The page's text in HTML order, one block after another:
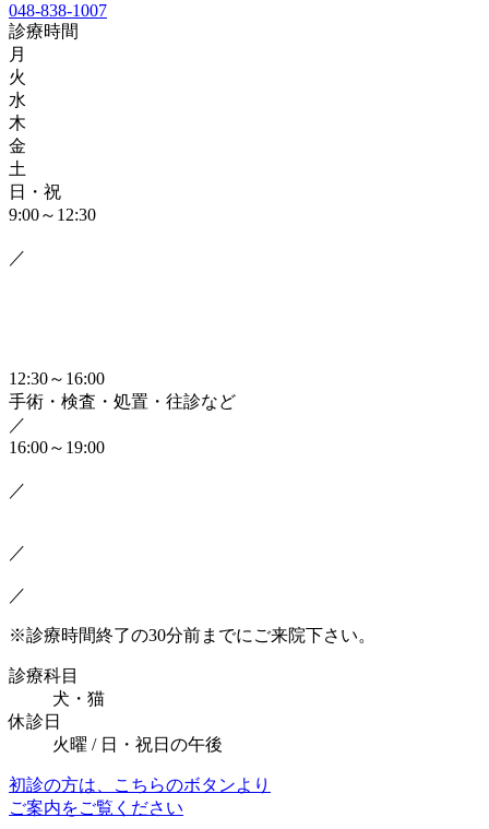
048-838-1007
診療時間
月
火
水
木
金
土
日・祝
9:00～12:30
／
12:30～16:00
手術・検査・処置・往診など
／
16:00～19:00
／
／
／
※診療時間終了の30分前までにご来院下さい。
診療科目
犬・猫
休診日
火曜 / 日・祝日の午後
初診の方は、こちらのボタンより
ご案内をご覧ください